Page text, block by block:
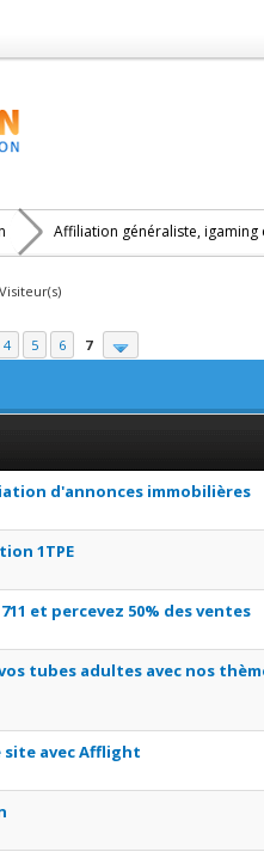
Affiliation généraliste, igaming
4 5 6 7
d'annonces immobilières
1TPE
et percevez 50% des ventes
tubes adultes avec nos
avec Afflight